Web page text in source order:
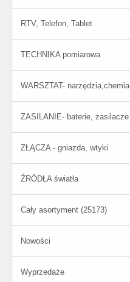
RTV, Telefon, Tablet
TECHNIKA pomiarowa
WARSZTAT- narzędzia,chemia
ZASILANIE- baterie, zasilacze
ZŁĄCZA - gniazda, wtyki
ŹRÓDŁA światła
Cały asortyment (25173)
Nowości
Wyprzedaże